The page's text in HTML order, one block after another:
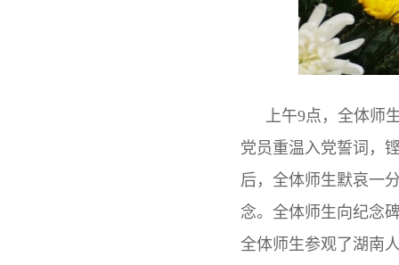
上午9点，全体师
党员重温入党誓词，
后，全体师生默哀一
念。全体师生向纪念
全体师生参观了湖南